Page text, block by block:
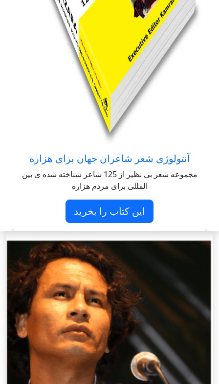
آنتولوژی شعر شاعران جهان برای هزاره
مجموعه شعر بی نظیر از 125 شاعر شناخته شده ی بین
المللی برای مردم هزاره
این کتاب را بخرید